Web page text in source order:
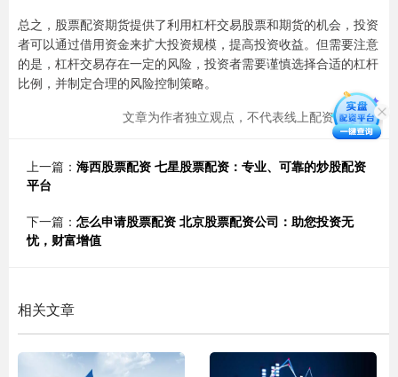
总之，股票配资期货提供了利用杠杆交易股票和期货的机会，投资
者可以通过借用资金来扩大投资规模，提高投资收益。但需要注意
的是，杠杆交易存在一定的风险，投资者需要谨慎选择合适的杠杆
比例，并制定合理的风险控制策略。
文章为作者独立观点，不代表线上配资网观点
上一篇： 海西股票配资 七星股票配资：专业、可靠的炒股配资
平台
下一篇： 怎么申请股票配资 北京股票配资公司：助您投资无
忧，财富增值
相关文章